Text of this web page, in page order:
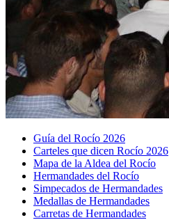
Guía del Rocío 2026
Carteles que dicen Rocío 2026
Mapa de la Aldea del Rocío
Hermandades del Rocío
Simpecados de Hermandades
Medallas de Hermandades
Carretas de Hermandades